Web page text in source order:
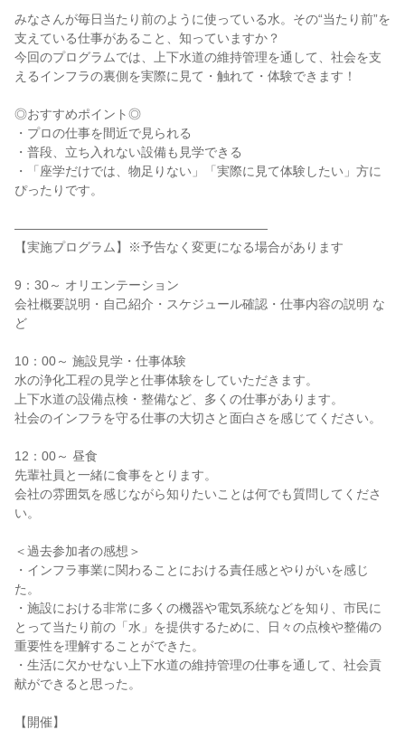
みなさんが毎日当たり前のように使っている水。その“当たり前”を
支えている仕事があること、知っていますか？
今回のプログラムでは、上下水道の維持管理を通して、社会を支
えるインフラの裏側を実際に見て・触れて・体験できます！
◎おすすめポイント◎
・プロの仕事を間近で見られる
・普段、立ち入れない設備も見学できる
・「座学だけでは、物足りない」「実際に見て体験したい」方に
ぴったりです。
――――――――――――――――――――
【実施プログラム】※予告なく変更になる場合があります
9：30～ オリエンテーション
会社概要説明・自己紹介・スケジュール確認・仕事内容の説明 な
ど
10：00～ 施設見学・仕事体験
水の浄化工程の見学と仕事体験をしていただきます。
上下水道の設備点検・整備など、多くの仕事があります。
社会のインフラを守る仕事の大切さと面白さを感じてください。
12：00～ 昼食
先輩社員と一緒に食事をとります。
会社の雰囲気を感じながら知りたいことは何でも質問してくださ
い。
＜過去参加者の感想＞
・インフラ事業に関わることにおける責任感とやりがいを感じ
た。
・施設における非常に多くの機器や電気系統などを知り、市民に
とって当たり前の「水」を提供するために、日々の点検や整備の
重要性を理解することができた。
・生活に欠かせない上下水道の維持管理の仕事を通して、社会貢
献ができると思った。
【開催】